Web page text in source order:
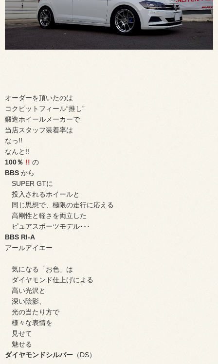
オーダーを頂いたのは
コクピットフィール“推し”
鍛造ホイールメーカーで
当店スタッフ装着率は
なっ!!
なんと!!
100％ !! の
BBS から
SUPER GTに
投入されるホイールと
同じ思想で、極限の走行に応える
高剛性と軽さを両立した
ピュアスポーツモデル･･･
BBS RI-A
アールアイエー
気になる「お色」は
ダイヤモンド仕上げによる
高い光沢と
深い陰影、
光の当たり方で
様々な表情を
見せて
魅せる
ダイヤモンドシルバー （DS）